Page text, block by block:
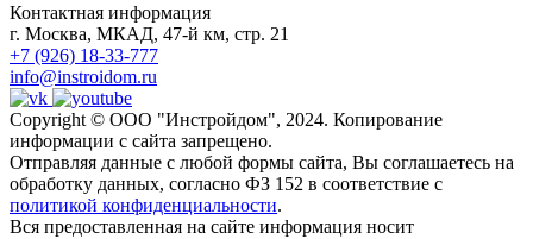
Контактная информация
г. Москва, МКАД, 47-й км, стр. 21
+7 (926) 18-33-777
info@instroidom.ru
Copyright © ООО "Инстройдом", 2024. Копирование
информации с сайта запрещено.
Отправляя данные с любой формы сайта, Вы соглашаетесь на
обработку данных, согласно ФЗ 152 в соответствие с
политикой конфиденциальности.
Вся предоставленная на сайте информация носит